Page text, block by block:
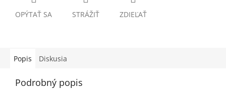
OPÝTAŤ SA STRÁŽIŤ ZDIEĽAŤ
Popis Diskusia
Podrobný popis